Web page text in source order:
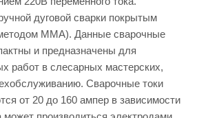
дуговой сварки покрытым
MMA). Данные сварочные
и предназначены для
работ в слесарных мастерских,
Сварочные токи
от 20 до 160 ампер в зависимости